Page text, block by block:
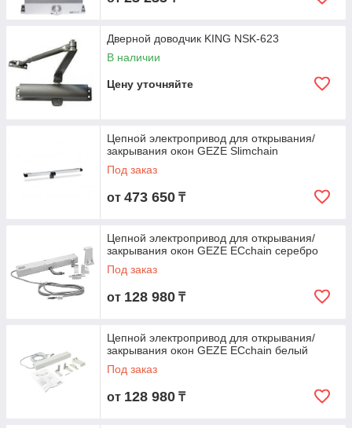
Дверной доводчик KING NSK-623
В наличии
Цену уточняйте
Цепной электропривод для открывания/
закрывания окон GEZE Slimchain
Под заказ
от 473 650 ₸
Цепной электропривод для открывания/
закрывания окон GEZE ECchain серебро
Под заказ
от 128 980 ₸
Цепной электропривод для открывания/
закрывания окон GEZE ECchain белый
Под заказ
от 128 980 ₸